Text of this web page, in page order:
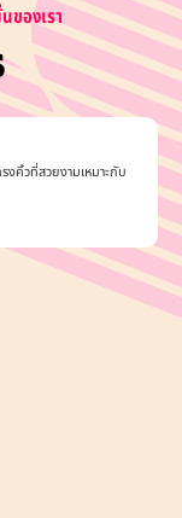
องเรา
งคิ้วที่สวยงามเหมาะกับ